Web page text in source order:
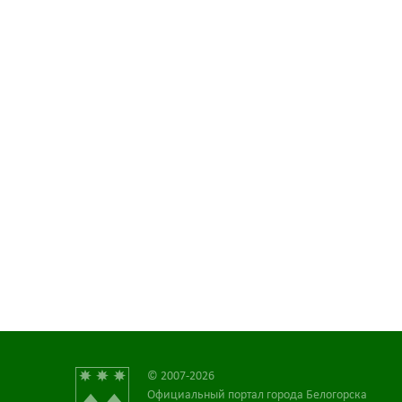
© 2007-2026
Официальный портал города Белогорска